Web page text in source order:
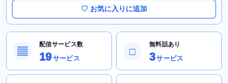
♡ お気に入りに追加
▤
配信サービス数
19サービス
□
無料話あり
3サービス